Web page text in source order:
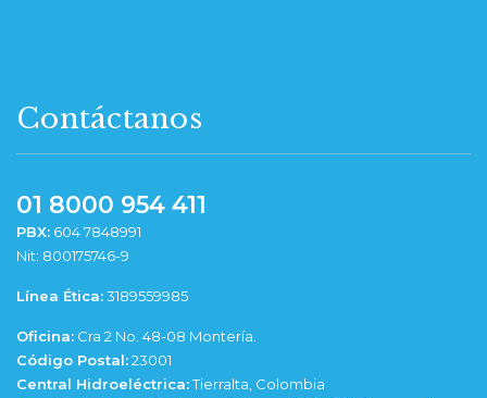
Contáctanos
01 8000 954 411
PBX: 604 7848991
Nit: 800175746-9
Línea Ética:3189559985
Oficina: Cra 2 No. 48-08 Montería.
Código Postal:23001
Central Hidroeléctrica:Tierralta, Colombia